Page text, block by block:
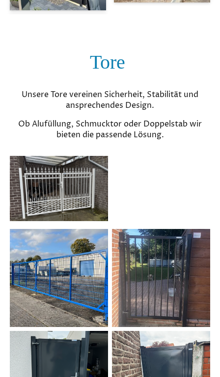
Tore
Unsere Tore vereinen Sicherheit, Stabilität und
ansprechendes Design.
Ob Alufüllung, Schmucktor oder Doppelstab wir
bieten die passende Lösung.